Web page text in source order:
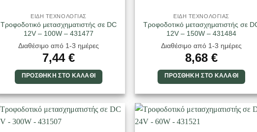
ΕΙΔΗ ΤΕΧΝΟΛΟΓΙΑΣ
Τροφοδοτικό μετασχηματιστής σε DC
12V – 100W – 431477
Διαθέσιμο από 1-3 ημέρες
7,44 €
ΠΡΟΣΘΉΚΗ ΣΤΟ ΚΑΛΆΘΙ
ΕΙΔΗ ΤΕΧΝΟΛΟΓΙΑΣ
Τροφοδοτικό μετασχηματιστής σε
12V – 150W – 431484
Διαθέσιμο από 1-3 ημέρες
8,68 €
ΠΡΟΣΘΉΚΗ ΣΤΟ ΚΑΛΆΘΙ